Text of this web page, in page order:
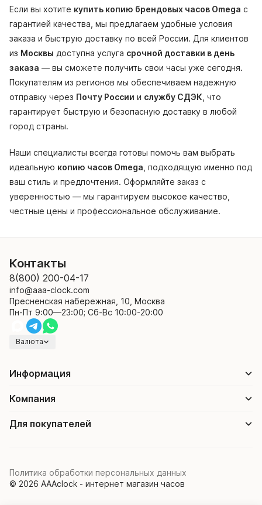
Если вы хотите купить копию брендовых часов Omega с
гарантией качества, мы предлагаем удобные условия
заказа и быструю доставку по всей России. Для клиентов
из Москвы доступна услуга срочной доставки в день
заказа — вы сможете получить свои часы уже сегодня.
Покупателям из регионов мы обеспечиваем надежную
отправку через Почту России и службу СДЭК , что
гарантирует быструю и безопасную доставку в любой
город страны.
Наши специалисты всегда готовы помочь вам выбрать
идеальную копию часов Omega , подходящую именно под
ваш стиль и предпочтения. Оформляйте заказ с
уверенностью — мы гарантируем высокое качество,
честные цены и профессиональное обслуживание.
Контакты
8(800) 200-04-17
info@aaa-clock.com
Пресненская набережная, 10, Москва
Пн-Пт 9:00—23:00; Сб-Вс 10:00-20:00
Валюта
Информация
Компания
Для покупателей
© 2026 AAAclock - интернет магазин часов
Политика обработки персональных данных